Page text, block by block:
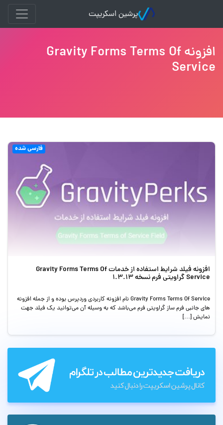
پرشین اسکریپت
افزونه Gravity Forms Terms Of
Service
فارسی شده
افزونه فیلد شرایط استفاده از خدمات Gravity Forms Terms Of
Service گراویتی فرم نسخه 1.3.13
Gravity Forms Terms Of Service نام افزونه کاربردی وردپرس بوده و از جمله افزونه
های جانبی فرم ساز گراویتی فرم می‌باشد که به وسیله آن می‌توانید یک فیلد جهت
نمایش […]